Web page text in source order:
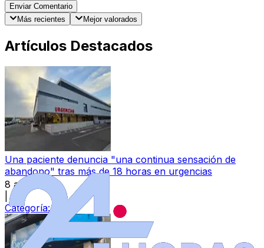
Enviar Comentario
Más recientes
Mejor valorados
Artículos Destacados
Una paciente denuncia "una continua sensación de
abandono" tras más de 18 horas en urgencias
8 ago 2026
Categoría: